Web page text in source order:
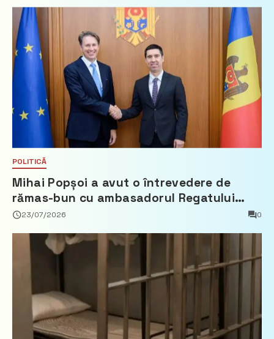
POLITICĂ
Mihai Popșoi a avut o întrevedere de
rămas-bun cu ambasadorul Regatului
Țărilor de Jos, Fred Duijn
23/07/2026 0